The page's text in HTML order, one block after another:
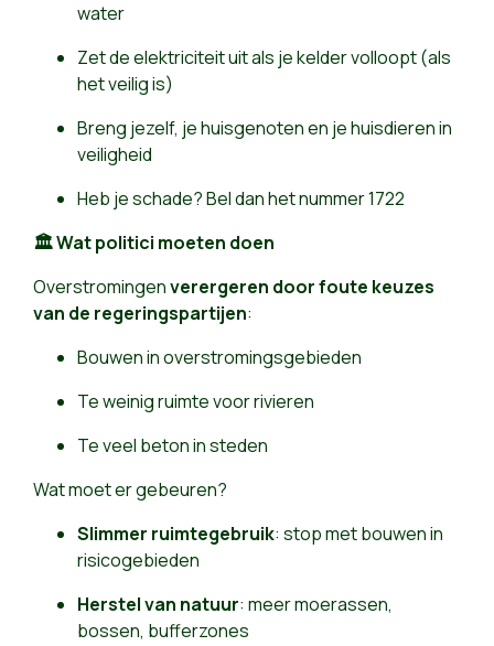
water
Zet de elektriciteit uit als je kelder volloopt (als
het veilig is)
Breng jezelf, je huisgenoten en je huisdieren in
veiligheid
Heb je schade? Bel dan het nummer 1722
🏛️ Wat politici moeten doen
Overstromingenverergeren door foute keuzes
van de regeringspartijen:
Bouwen in overstromingsgebieden
Te weinig ruimte voor rivieren
Te veel beton in steden
Wat moet er gebeuren?
Slimmer ruimtegebruik: stop met bouwen in
risicogebieden
Herstel van natuur: meer moerassen,
bossen, bufferzones